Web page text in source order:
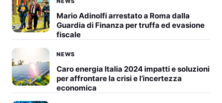
Mario Adinolfi arrestato a Roma dalla
Guardia di Finanza per truffa ed evasione
fiscale
NEWS
Caro energia Italia 2024 impatti e soluzioni
per affrontare la crisi e l’incertezza
economica